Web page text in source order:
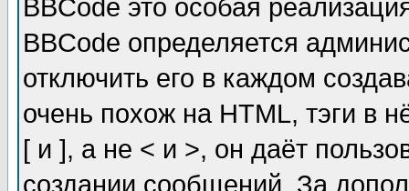
BBCode это особая
BBCode определяется
отключить его в каждом
очень похож на HTML, тэги в
[ и ], а не < и >, он даёт
создании сообщений. За